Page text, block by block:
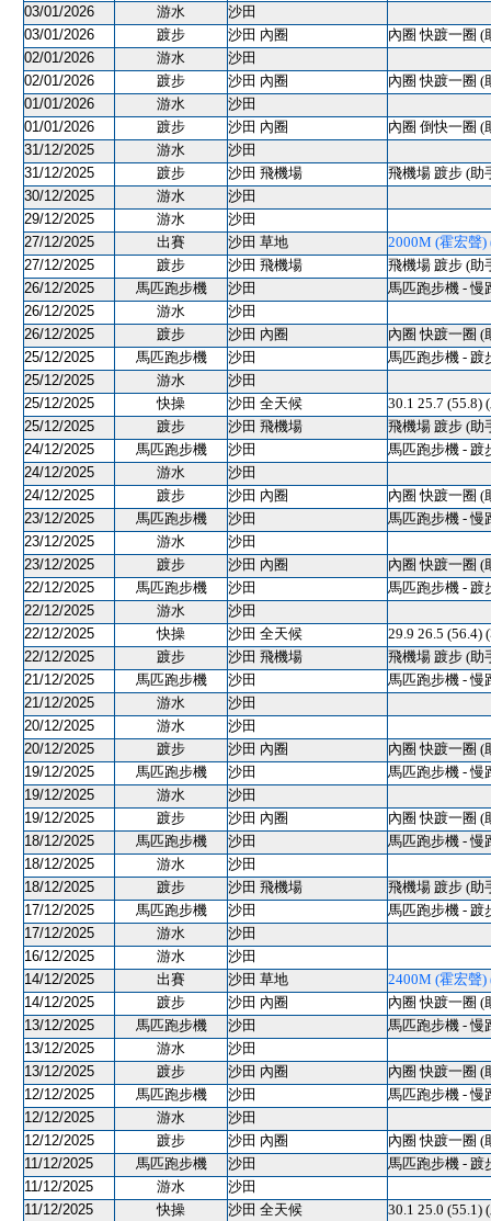
03/01/2026 游水
沙田
03/01/2026
踱步 沙田 內圈
內圈 快踱一圈 (
02/01/2026
游水
沙田
02/01/2026
踱步 沙田 內圈
內圈 快踱一圈 (
01/01/2026
游水
沙田
01/01/2026
踱步 沙田 內圈
內圈 倒快一圈 (
31/12/2025
游水
沙田
31/12/2025
踱步 沙田 飛機場
飛機場 踱步 (助
30/12/2025
游水
沙田
29/12/2025
游水
沙田
27/12/2025
出賽 沙田 草地
2000M (霍宏聲)
27/12/2025
踱步 沙田 飛機場
飛機場 踱步 (助
26/12/2025
馬匹跑步機 沙田
馬匹跑步機 - 慢
26/12/2025
游水
沙田
26/12/2025
踱步 沙田 內圈
內圈 快踱一圈 (
25/12/2025
馬匹跑步機 沙田
馬匹跑步機 - 踱
25/12/2025
游水
沙田
25/12/2025
快操 沙田 全天候
30.1 25.7 (55.8)
25/12/2025
踱步 沙田 飛機場
飛機場 踱步 (助
24/12/2025
馬匹跑步機 沙田
馬匹跑步機 - 踱
24/12/2025
游水
沙田
24/12/2025
踱步 沙田 內圈
內圈 快踱一圈 (
23/12/2025
馬匹跑步機 沙田
馬匹跑步機 - 慢
23/12/2025
游水
沙田
23/12/2025
踱步 沙田 內圈
內圈 快踱一圈 (
22/12/2025
馬匹跑步機 沙田
馬匹跑步機 - 踱
22/12/2025
游水
沙田
22/12/2025
快操 沙田 全天候
29.9 26.5 (56.4)
22/12/2025
踱步 沙田 飛機場
飛機場 踱步 (助
21/12/2025
馬匹跑步機 沙田
馬匹跑步機 - 慢
21/12/2025
游水
沙田
20/12/2025
游水
沙田
20/12/2025
踱步 沙田 內圈
內圈 快踱一圈 (
19/12/2025
馬匹跑步機 沙田
馬匹跑步機 - 慢
19/12/2025
游水
沙田
19/12/2025
踱步 沙田 內圈
內圈 快踱一圈 (
18/12/2025
馬匹跑步機 沙田
馬匹跑步機 - 慢
18/12/2025
游水
沙田
18/12/2025
踱步 沙田 飛機場
飛機場 踱步 (助
17/12/2025
馬匹跑步機 沙田
馬匹跑步機 - 踱
17/12/2025
游水
沙田
16/12/2025
游水
沙田
14/12/2025
出賽 沙田 草地
2400M (霍宏聲)
14/12/2025
踱步 沙田 內圈
內圈 快踱一圈 (
13/12/2025
馬匹跑步機 沙田
馬匹跑步機 - 慢
13/12/2025
游水
沙田
13/12/2025
踱步 沙田 內圈
內圈 快踱一圈 (
12/12/2025
馬匹跑步機 沙田
馬匹跑步機 - 慢
12/12/2025
游水
沙田
12/12/2025
踱步 沙田 內圈
內圈 快踱一圈 (
11/12/2025
馬匹跑步機 沙田
馬匹跑步機 - 踱
11/12/2025
游水
沙田
11/12/2025
快操 沙田 全天候
30.1 25.0 (55.1)